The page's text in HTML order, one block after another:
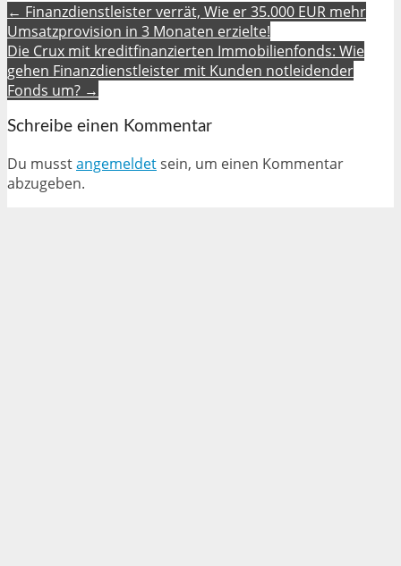
← Finanzdienstleister verrät, Wie er 35.000 EUR mehr
Umsatzprovision in 3 Monaten erzielte!
Die Crux mit kreditfinanzierten Immobilienfonds: Wie
gehen Finanzdienstleister mit Kunden notleidender
Fonds um? →
Schreibe einen Kommentar
Du musstangemeldetsein, um einen Kommentar
abzugeben.